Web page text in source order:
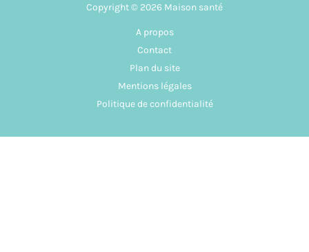
Copyright © 2026 Maison santé
A propos
Contact
Plan du site
Mentions légales
Politique de confidentialité